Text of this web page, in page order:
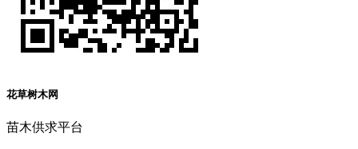
花草树木网
苗木供求平台